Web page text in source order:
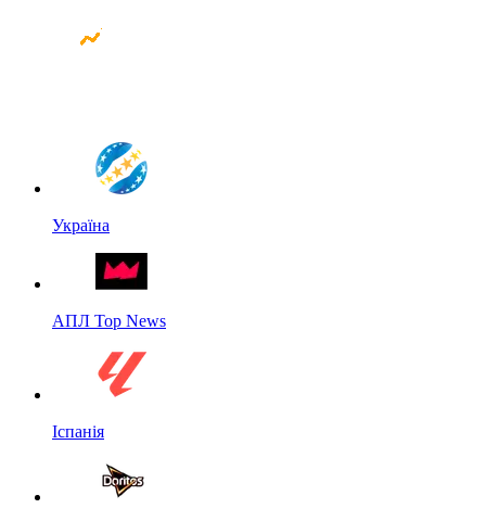
Україна
АПЛ Top News
Іспанія